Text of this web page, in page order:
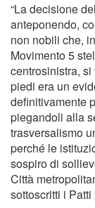
“La decisione
anteponendo,
non nobili che,
Movimento 5
centrosinistra,
piedi era un
definitivamente
piegandoli alla
trasversalismo
perché le
sospiro di
Città
sottoscritti i Patti